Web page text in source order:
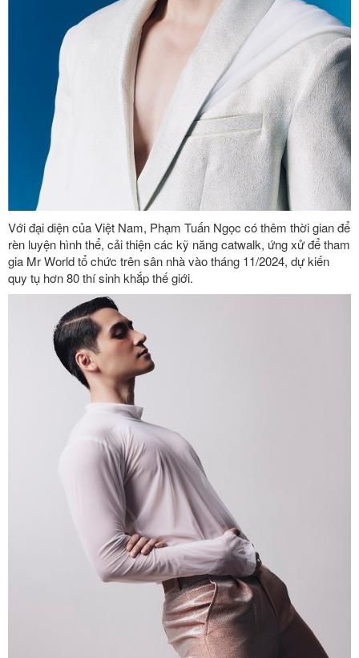
Với đại diện của Việt Nam, Phạm Tuấn Ngọc có thêm thời gian để
rèn luyện hình thể, cải thiện các kỹ năng catwalk, ứng xử để tham
gia Mr World tổ chức trên sân nhà vào tháng 11/2024, dự kiến
quy tụ hơn 80 thí sinh khắp thế giới.